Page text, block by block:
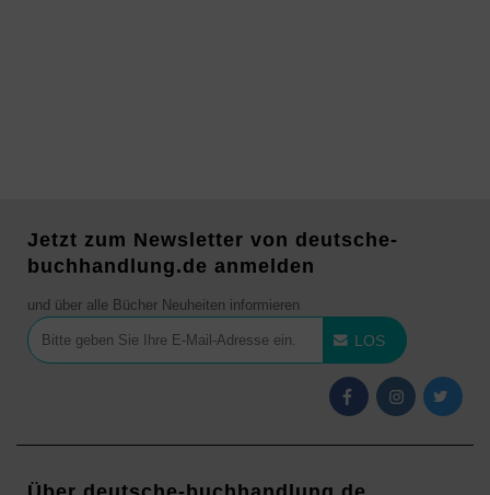
Jetzt zum Newsletter von deutsche-
buchhandlung.de anmelden
und über alle Bücher Neuheiten informieren
LOS